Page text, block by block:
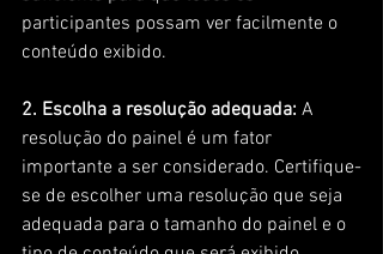
participantes possam ver facilmente o
conteúdo exibido.
2. Escolha a resolução adequada: A
resolução do painel é um fator
importante a ser considerado. Certifique-
se de escolher uma resolução que seja
adequada para o tamanho do painel e o